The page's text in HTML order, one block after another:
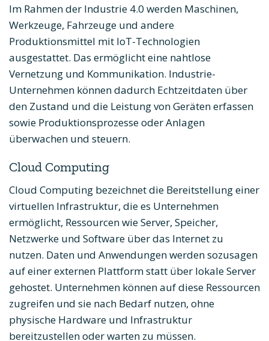
Im Rahmen der Industrie 4.0 werden Maschinen,
Werkzeuge, Fahrzeuge und andere
Produktionsmittel mit IoT-Technologien
ausgestattet. Das ermöglicht eine nahtlose
Vernetzung und Kommunikation. Industrie-
Unternehmen können dadurch Echtzeitdaten über
den Zustand und die Leistung von Geräten erfassen
sowie Produktionsprozesse oder Anlagen
überwachen und steuern.
Cloud Computing
Cloud Computing bezeichnet die Bereitstellung einer
virtuellen Infrastruktur, die es Unternehmen
ermöglicht, Ressourcen wie Server, Speicher,
Netzwerke und Software über das Internet zu
nutzen. Daten und Anwendungen werden sozusagen
auf einer externen Plattform statt über lokale Server
gehostet. Unternehmen können auf diese Ressourcen
zugreifen und sie nach Bedarf nutzen, ohne
physische Hardware und Infrastruktur
bereitzustellen oder warten zu müssen.